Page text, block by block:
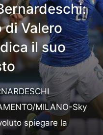
di Valero
il suo
MILANO-Sky
spiegare la